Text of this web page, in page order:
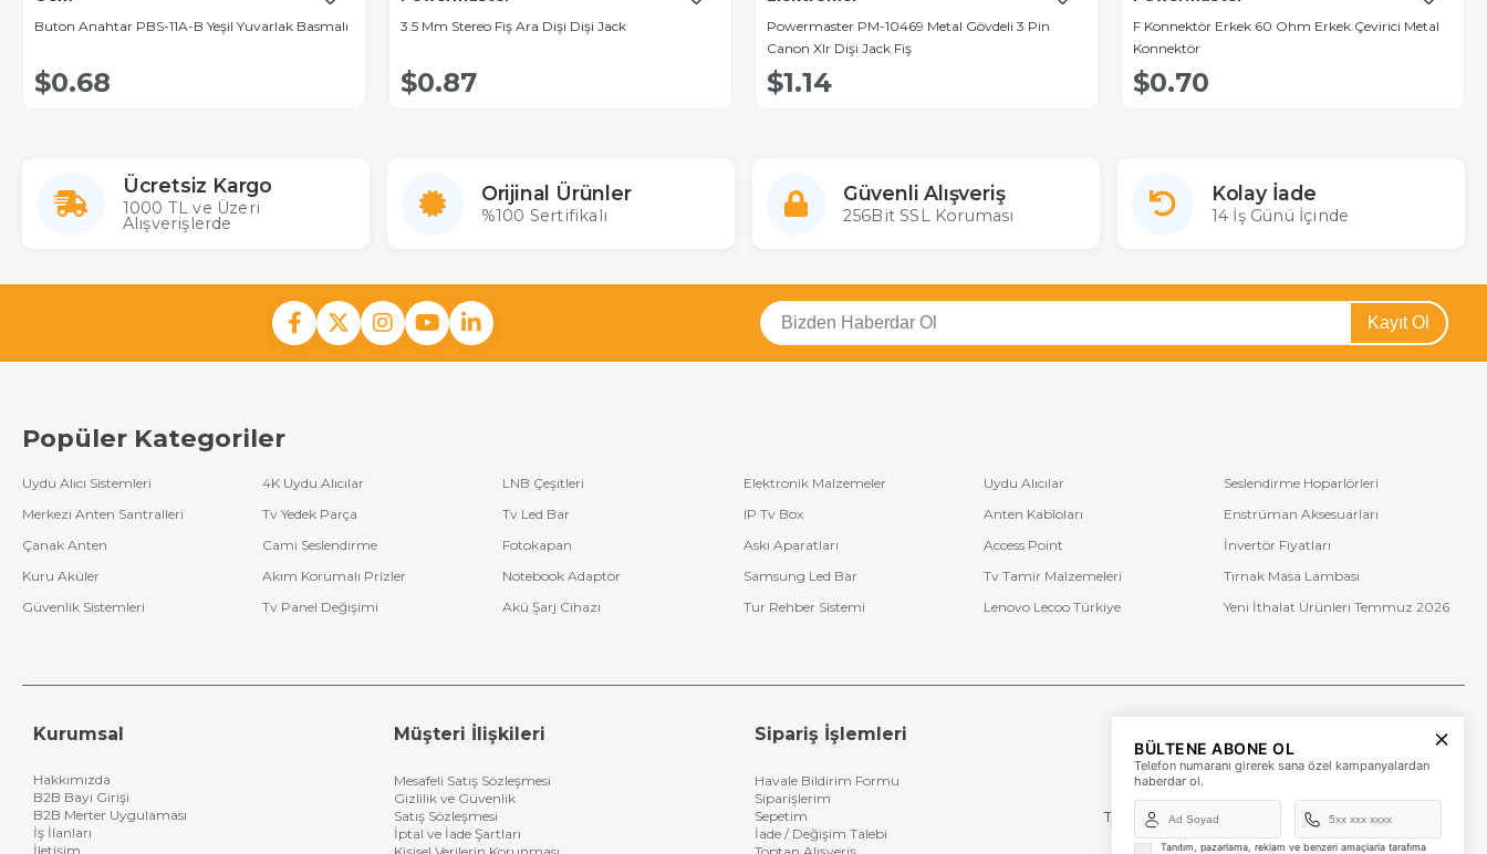
Buton Anahtar PBS-11A-B Yeşil Yuvarlak Basmalı
$0.68
3.5 Mm Stereo Fiş Ara Dişi Dişi Jack
$0.87
Powermaster PM-10469 Metal Gövdeli 3 Pin
Canon Xlr Dişi Jack Fiş
$1.14
F Konnektör Erkek 60 Ohm Erkek Çevirici Metal
Konnektör
$0.70
Ücretsiz Kargo
1000 TL ve Üzeri
Alışverişlerde
Orijinal Ürünler
%100 Sertifikalı
Güvenli Alışveriş
256Bit SSL Koruması
Kolay İade
14 İş Günü İçinde
Kayıt Ol
Popüler Kategoriler
Uydu Alıcı Sistemleri 4K Uydu Alıcılar LNB Çeşitleri Elektronik Malzemeler Uydu Alıcılar
Seslendirme Hoparlörleri
Merkezi Anten Santralleri
Tv Yedek Parça Tv Led Bar IP Tv Box Anten Kabloları
Enstrüman Aksesuarları
Çanak Anten
Cami Seslendirme Fotokapan Askı Aparatları Access Point
İnvertör Fiyatları
Kuru Aküler
Akım Korumalı Prizler Notebook Adaptör Samsung Led Bar Tv Tamir Malzemeleri
Tırnak Masa Lambası
Güvenlik Sistemleri
Tv Panel Değişimi Akü Şarj Cihazı Tur Rehber Sistemi Lenovo Lecoo Türkiye Yeni İthalat Ürünleri Temmuz 2026
Kurumsal
Hakkımızda
B2B Bayi Girişi
B2B Merter Uygulaması
İş İlanları
İletişim
Müşteri İlişkileri
Mesafeli Satış Sözleşmesi
Gizlilik ve Güvenlik
Satış Sözleşmesi
İptal ve İade Şartları
Sipariş İşlemleri
Havale Bildirim Formu
Siparişlerim
Sepetim
İade / Değişim Talebi
+90 (850) 473 08 08
Tevfik Bey Mah. Dr. Ali Demir Cd. No:51 Kat:2 Kobi İş
Merkezi
Küçükçekmece / İstanbul
BÜLTENE ABONE OL
Telefon numaranı girerek sana özel kampanyalardan
haberdar ol.
Tanıtım, pazarlama, reklam ve benzeri amaçlarla tarafıma